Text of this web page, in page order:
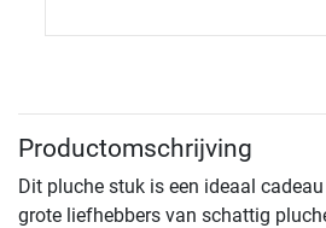
Productomschrijving
Dit pluche stuk is een ideaal
grote liefhebbers van schattig